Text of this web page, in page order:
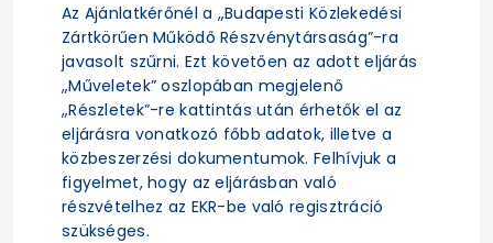
Az Ajánlatkérőnél a „Budapesti Közlekedési
Zártkörűen Működő Részvénytársaság”-ra
javasolt szűrni. Ezt követően az adott eljárás
„Műveletek” oszlopában megjelenő
„Részletek”-re kattintás után érhetők el az
eljárásra vonatkozó főbb adatok, illetve a
közbeszerzési dokumentumok. Felhívjuk a
figyelmet, hogy az eljárásban való
részvételhez az EKR-be való regisztráció
szükséges.